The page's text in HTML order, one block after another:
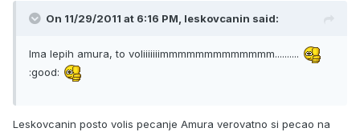
On 11/29/2011 at 6:16 PM, leskovcanin said:
Ima lepih amura, to voliiiiiiimmmmmmmmmmmmm..........
:good:
Leskovcanin posto volis pecanje Amura verovatno si pecao na